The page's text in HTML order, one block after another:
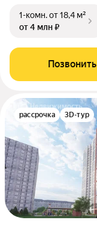
1-комн.от 18,4 м²
от 4 млн ₽
Позвонить
рассрочка 3D-тур